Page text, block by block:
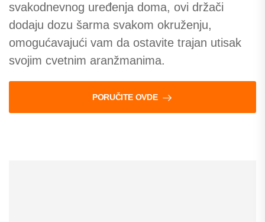
svakodnevnog uređenja doma, ovi držači
dodaju dozu šarma svakom okruženju,
omogućavajući vam da ostavite trajan utisak
svojim cvetnim aranžmanima.
PORUČITE OVDE